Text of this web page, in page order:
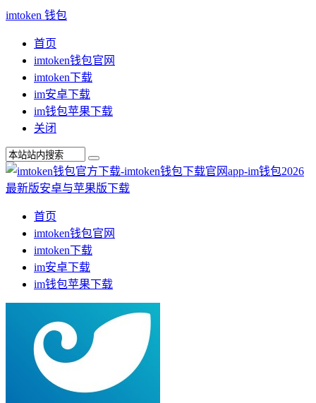
imtoken 钱包
首页
imtoken钱包官网
imtoken下载
im安卓下载
im钱包苹果下载
关闭
首页
imtoken钱包官网
imtoken下载
im安卓下载
im钱包苹果下载